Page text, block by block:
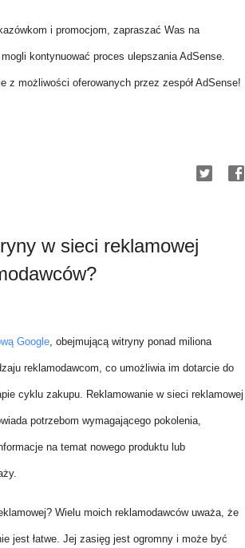
i promocjom, zapraszać Was na
kontynuować proces ulepszania AdSense.
z możliwości oferowanych przez zespół AdSense!
w sieci reklamowej
Google, obejmującą witryny ponad miliona
reklamodawcom, co umożliwia im dotarcie do
cyklu zakupu. Reklamowanie w sieci reklamowej
potrzebom wymagającego pokolenia,
na temat nowego produktu lub
Wielu moich reklamodawców uważa, że
jest łatwe. Jej zasięg jest ogromny i może być